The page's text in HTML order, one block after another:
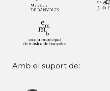
Amb el suport de: